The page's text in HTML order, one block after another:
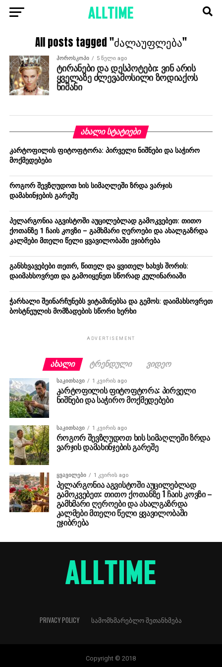
All posts tagged "ძალაუფლება"
ᲰᲝᲠᲝᲡᲙᲝᲞᲘ 5 წელი ago
ტირანები და დესპოტები: ვინ არის
ყველაზე ძლევამოსილი ზოდიაქოს
ნიშანი
ᲐᲮᲐᲚᲘ ᲡᲢᲐᲢᲘᲔᲑᲘ
კარტოფილის ფიტოფტორა: პირველი ნიშნები და საჭირო
მოქმედებები
როგორ შევზღუდოთ ხის სიმაღლეში ზრდა ვარჯის
დამახინჯების გარეშე
პელარგონია აგვისტოში აუცილებლად გამოკვებეთ: თითო
ქოთანზე 1 ჩაის კოვზი – გამხმარი ღეროები და ახალგაზრდა
კალმები მთელი წელი ყვავილობაში ეჯიბრება
განსხვავებები თეთრ, წითელ და ყვითელ ხახვს შორის:
დაიმახსოვრეთ და გამოიყენეთ სწორად კულინარიაში
ჭარხალი შეინარჩუნებს ვიტამინებსა და გემოს: დაიმახსოვრეთ
ბოსტნეულის მომზადების სწორი ხერხი
ADVERTISEMENT
ᲐᲮᲐᲚᲘ ᲢᲠᲔᲜᲓᲣᲚᲘ ᲕᲘᲓᲔᲝ
ᲡᲐᲙᲘᲗᲮᲐᲕᲘ 1 კვირის ago
კარტოფილის ფიტოფტორა: პირველი
ნიშნები და საჭირო მოქმედებები
ᲡᲐᲙᲘᲗᲮᲐᲕᲘ 1 კვირის ago
როგორ შევზღუდოთ ხის სიმაღლეში ზრდა
ვარჯის დამახინჯების გარეშე
ᲧᲕᲐᲕᲘᲚᲔᲑᲘ 1 კვირის ago
პელარგონია აგვისტოში აუცილებლად
გამოკვებეთ: თითო ქოთანზე 1 ჩაის კოვზი –
გამხმარი ღეროები და ახალგაზრდა
კალმები მთელი წელი ყვავილობაში
ეჯიბრება
PRIVACY POLICY ᲡᲐᲛᲝᲛᲮᲛᲐᲠᲔᲑᲚᲝ ᲨᲔᲗᲐᲜᲮᲛᲔᲑᲐ
Copyright © 2018